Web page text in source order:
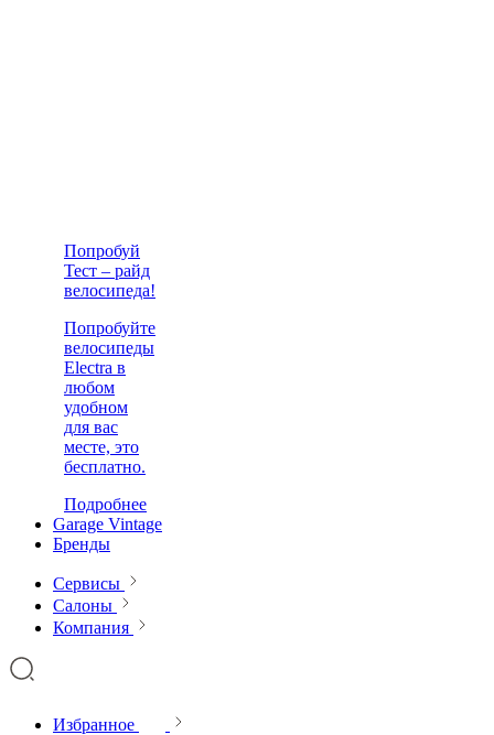
Попробуй
Тест – райд
велосипеда!
Попробуйте
велосипеды
Electra в
любом
удобном
для вас
месте, это
бесплатно.
Подробнее
Garage Vintage
Бренды
Сервисы
Салоны
Компания
Избранное